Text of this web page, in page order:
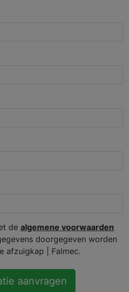
de algemene voorwaarden
doorgegeven worden
afzuigkap | Falmec.
aanvragen